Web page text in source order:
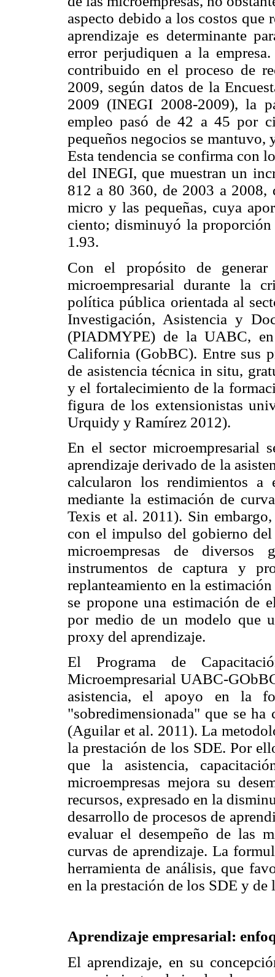
aspecto debido a los costos que
aprendizaje es determinante
error perjudiquen a la
contribuido en el proceso de
2009, según datos de la
2009 (INEGI 2008-2009), la
empleo pasó de 42 a 45 por
pequeños negocios se
Esta tendencia se confirma con
del INEGI, que muestran un
812 a 80 360, de 2003 a 2008,
micro y las pequeñas, cuya
ciento; disminuyó la proporción
1.93.
Con el propósito de generar
microempresarial durante la
política pública orientada al
Investigación, Asistencia y
(PIADMYPE) de la UABC,
California (GobBC). Entre sus
de asistencia técnica in situ,
y el fortalecimiento de la
figura de los extensionistas
Urquidy y Ramírez 2012).
En el sector microempresarial
aprendizaje derivado de la
calcularon los rendimientos a
mediante la estimación de
Texis et al. 2011). Sin
con el impulso del gobierno
microempresas de
instrumentos de captura y
replanteamiento en la
se propone una estimación de
por medio de un modelo que
proxy del aprendizaje.
El Programa de
Microempresarial UABC-
asistencia, el apoyo en la
"sobredimensionada" que se ha
(Aguilar et al. 2011). La
la prestación de los SDE. Por
que la asistencia,
microempresas mejora su
recursos, expresado en la
desarrollo de procesos de
evaluar el desempeño de las
curvas de aprendizaje. La
herramienta de análisis, que
en la prestación de los SDE y
Aprendizaje empresarial:
El aprendizaje, en su